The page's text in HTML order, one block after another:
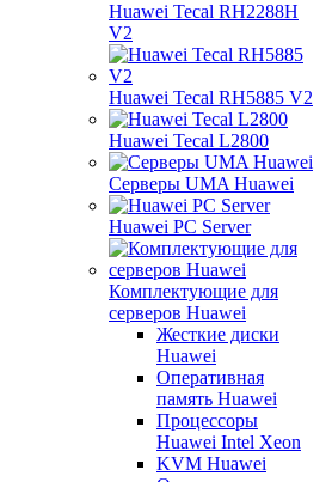
Huawei Tecal RH2288H
V2
Huawei Tecal RH5885 V2
Huawei Tecal L2800
Серверы UMA Huawei
Huawei PC Server
Комплектующие для
серверов Huawei
Жесткие диски
Huawei
Оперативная
память Huawei
Процессоры
Huawei Intel Xeon
KVM Huawei